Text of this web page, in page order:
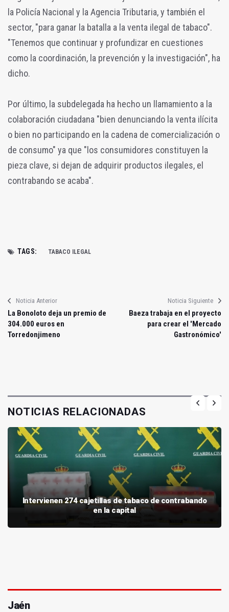
la Policía Nacional y la Agencia Tributaria, y también el
sector, "para ganar la batalla a la venta ilegal de tabaco".
"Tenemos que continuar y profundizar en cuestiones
como la coordinación, la prevención y la investigación", ha
dicho.
Por último, la subdelegada ha hecho un llamamiento a la
colaboración ciudadana "bien denunciando la venta ilícita
o bien no participando en la cadena de comercialización o
de consumo" ya que "los consumidores constituyen la
pieza clave, si dejan de adquirir productos ilegales, el
contrabando se acaba".
TAGS: TABACO ILEGAL
Noticia Anterior
La Bonoloto deja un premio de
304.000 euros en
Torredonjimeno
Noticia Siguiente
Baeza trabaja en el proyecto
para crear el 'Mercado
Gastronómico'
NOTICIAS RELACIONADAS
Intervienen 274 cajetillas de tabaco de contrabando
en la capital
Jaén